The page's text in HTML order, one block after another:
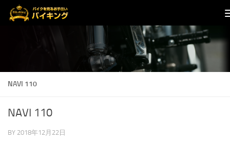
コンテンツへスキップ
NAVI 110
NAVI 110
BY 2018年12月22日